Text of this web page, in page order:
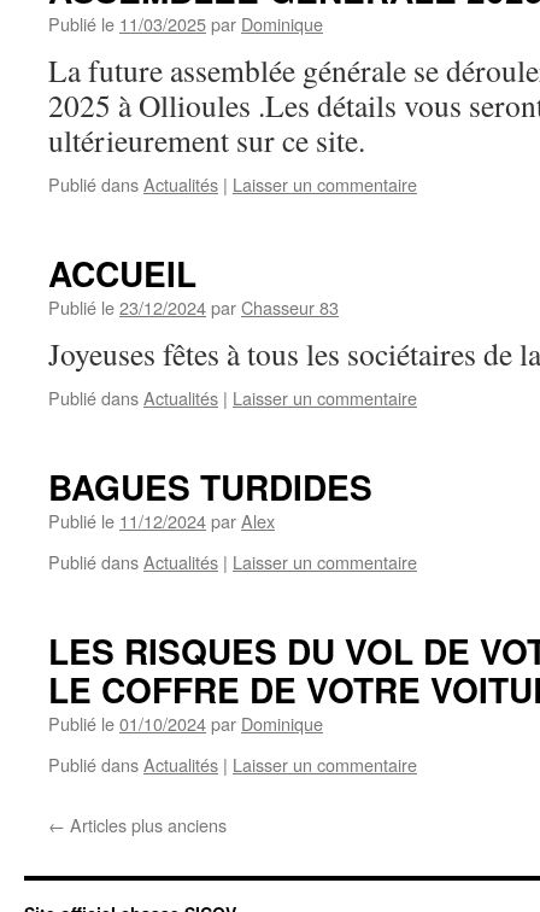
Publié le 11/03/2025par Dominique
La future assemblée générale se
2025 à Ollioules .Les détails vous
ultérieurement sur ce site.
Publié dansActualités | Laisser un commentaire
ACCUEIL
Publié le23/12/2024parChasseur 83
Joyeuses fêtes à tous les sociétaires de
Publié dansActualités | Laisser un commentaire
BAGUES TURDIDES
Publié le 11/12/2024parAlex
Publié dansActualités | Laisser un commentaire
LES RISQUES DU VOL DE
LE COFFRE DE VOTRE
Publié le01/10/2024par Dominique
Publié dansActualités | Laisser un commentaire
← Articles plus anciens